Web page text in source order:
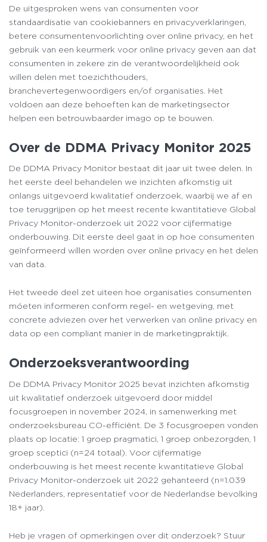
De uitgesproken wens van consumenten voor
standaardisatie van cookiebanners en privacyverklaringen,
betere consumentenvoorlichting over online privacy, en het
gebruik van een keurmerk voor online privacy geven aan dat
consumenten in zekere zin de verantwoordelijkheid ook
willen delen met toezichthouders,
branchevertegenwoordigers en/of organisaties. Het
voldoen aan deze behoeften kan de marketingsector
helpen een betrouwbaarder imago op te bouwen.
Over de DDMA Privacy Monitor 2025
De DDMA Privacy Monitor bestaat dit jaar uit twee delen. In
het eerste deel behandelen we inzichten afkomstig uit
onlangs uitgevoerd kwalitatief onderzoek, waarbij we af en
toe teruggrijpen op het meest recente kwantitatieve Global
Privacy Monitor-onderzoek uit 2022 voor cijfermatige
onderbouwing. Dit eerste deel gaat in op hoe consumenten
geïnformeerd wíllen worden over online privacy en het delen
van data.
Het tweede deel zet uiteen hoe organisaties consumenten
móeten informeren conform regel- en wetgeving, met
concrete adviezen over het verwerken van online privacy en
data op een compliant manier in de marketingpraktijk.
Onderzoeksverantwoording
De DDMA Privacy Monitor 2025 bevat inzichten afkomstig
uit kwalitatief onderzoek uitgevoerd door middel
focusgroepen in november 2024, in samenwerking met
onderzoeksbureau CO-efficiënt. De 3 focusgroepen vonden
plaats op locatie: 1 groep pragmatici, 1 groep onbezorgden, 1
groep sceptici (n=24 totaal). Voor cijfermatige
onderbouwing is het meest recente kwantitatieve Global
Privacy Monitor-onderzoek uit 2022 gehanteerd (n=1.039
Nederlanders, representatief voor de Nederlandse bevolking
18+ jaar).
Heb je vragen of opmerkingen over dit onderzoek? Stuur